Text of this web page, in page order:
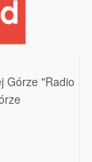
Górze "Radio